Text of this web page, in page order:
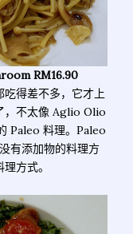
RM16.90
得差不多，它才上
，不太像 Aglio Olio
Paleo 料理。Paleo
有添加物的料理方
方式。